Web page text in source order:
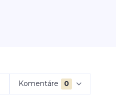
Komentáre 0